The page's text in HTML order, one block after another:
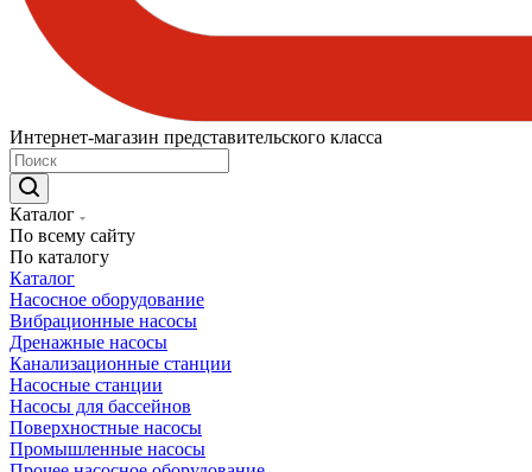
Интернет-магазин представительского класса
Каталог
По всему сайту
По каталогу
Каталог
Насосное оборудование
Вибрационные насосы
Дренажные насосы
Канализационные станции
Насосные станции
Насосы для бассейнов
Поверхностные насосы
Промышленные насосы